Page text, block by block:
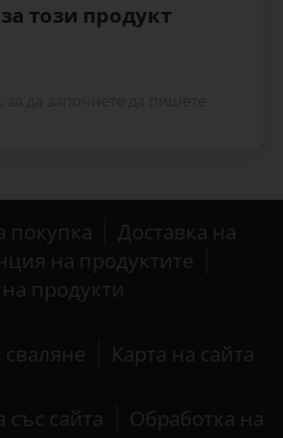
този продукт
покупка
Доставка на
на продуктите
продукти
сваляне Карта на сайта
сайта
Обработка на